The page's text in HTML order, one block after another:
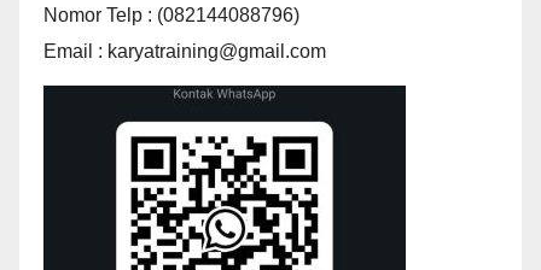
Nomor Telp : (082144088796)
Email : karyatraining@gmail.com